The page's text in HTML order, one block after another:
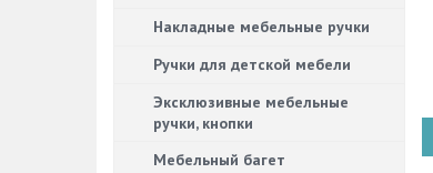
Накладные мебельные ручки
Ручки для детской мебели
Эксклюзивные мебельные
ручки, кнопки
Мебельный багет